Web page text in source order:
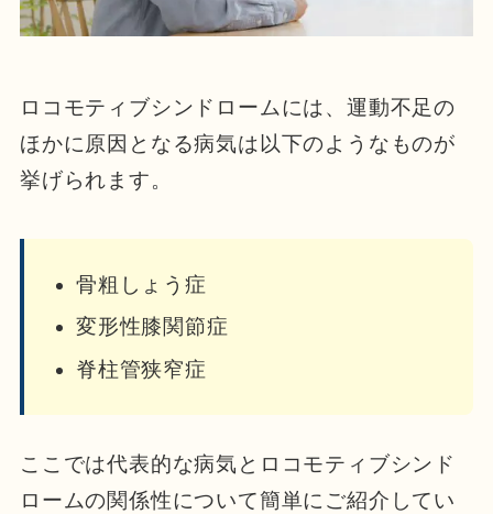
ロコモティブシンドロームには、運動不足の
ほかに原因となる病気は以下のようなものが
挙げられます。
骨粗しょう症
変形性膝関節症
脊柱管狭窄症
ここでは代表的な病気とロコモティブシンド
ロームの関係性について簡単にご紹介してい